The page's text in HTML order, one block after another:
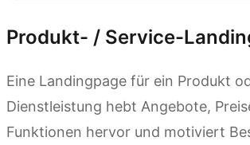
Produkt- / Service-
Eine Landingpage für ein Produkt
Dienstleistung hebt Angebote,
Funktionen hervor und motiviert